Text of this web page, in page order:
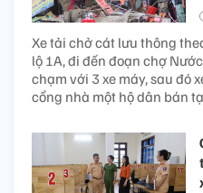
Xe tải chở cát lưu thông
lộ 1A, đi đến đoạn chợ
chạm với 3 xe máy, sau đó
cổng nhà một hộ dân bán